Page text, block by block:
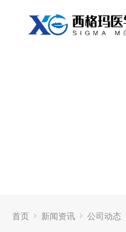
首页 新闻资讯 公司动态